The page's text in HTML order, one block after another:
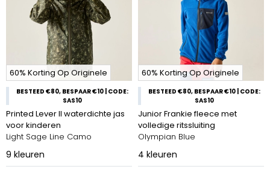
60% Korting Op Originele
BESTEED €80, BESPAAR €10 | CODE:
SAS10
Printed Lever II waterdichte jas
voor kinderen
Light Sage Line Camo
9 kleuren
60% Korting Op Originele
BESTEED €80, BESPAAR €10 | CODE:
SAS10
Junior Frankie fleece met
volledige ritssluiting
Olympian Blue
4 kleuren